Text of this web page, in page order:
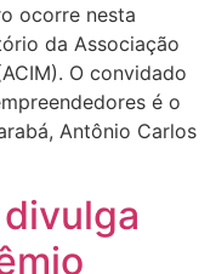
ocorre nesta
da Associação
O convidado
é o
Antônio Carlos